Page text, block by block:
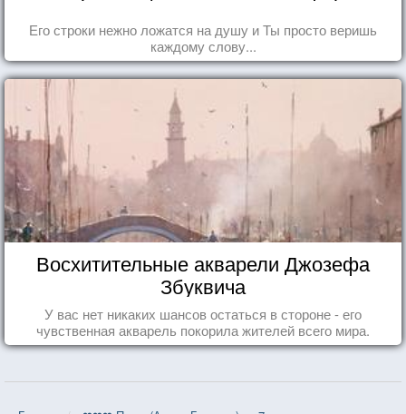
Его строки нежно ложатся на душу и Ты просто веришь
каждому слову...
Восхитительные акварели Джозефа
Збуквича
У вас нет никаких шансов остаться в стороне - его
чувственная акварель покорила жителей всего мира.